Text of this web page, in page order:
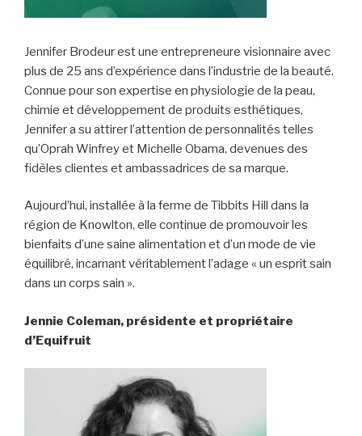
Jennifer Brodeur est une entrepreneure visionnaire avec
plus de 25 ans d’expérience dans l’industrie de la beauté.
Connue pour son expertise en physiologie de la peau,
chimie et développement de produits esthétiques,
Jennifer a su attirer l’attention de personnalités telles
qu’Oprah Winfrey et Michelle Obama, devenues des
fidèles clientes et ambassadrices de sa marque.
Aujourd’hui, installée à la ferme de Tibbits Hill dans la
région de Knowlton, elle continue de promouvoir les
bienfaits d’une saine alimentation et d’un mode de vie
équilibré, incarnant véritablement l’adage « un esprit sain
dans un corps sain ».
Jennie Coleman, présidente et propriétaire
d’Equifruit